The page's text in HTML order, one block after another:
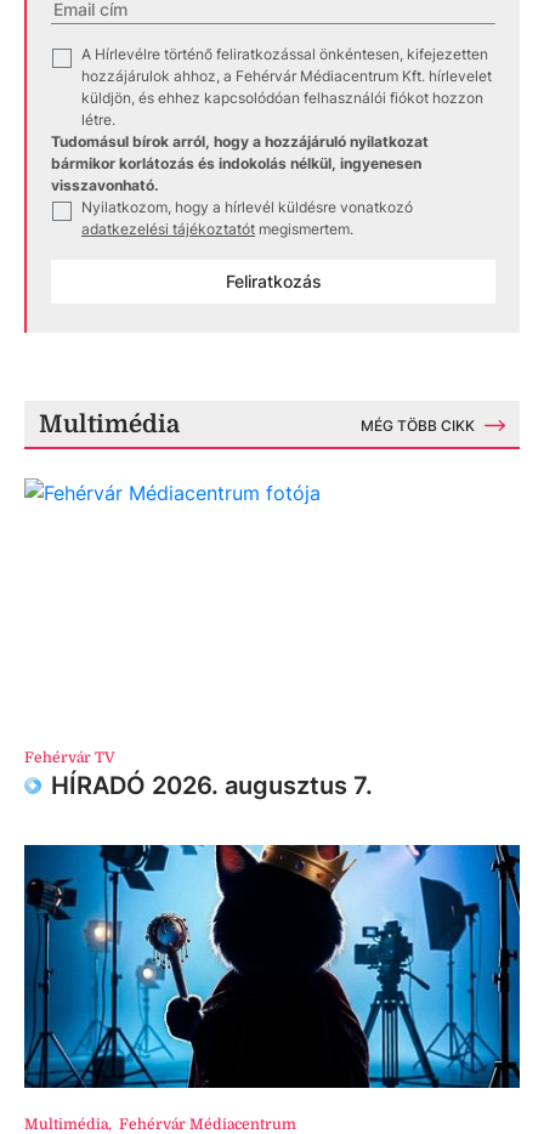
A Hírlevélre történő feliratkozással önkéntesen, kifejezetten
hozzájárulok ahhoz, a Fehérvár Médiacentrum Kft. hírlevelet
küldjön, és ehhez kapcsolódóan felhasználói fiókot hozzon
létre.
Tudomásul bírok arról, hogy a hozzájáruló nyilatkozat
bármikor korlátozás és indokolás nélkül, ingyenesen
visszavonható.
Nyilatkozom, hogy a hírlevél küldésre vonatkozó
adatkezelési tájékoztatót megismertem.
Feliratkozás
Multimédia MÉG TÖBB CIKK
Fehérvár TV
HÍRADÓ 2026. augusztus 7.
Multimédia, Fehérvár Médiacentrum